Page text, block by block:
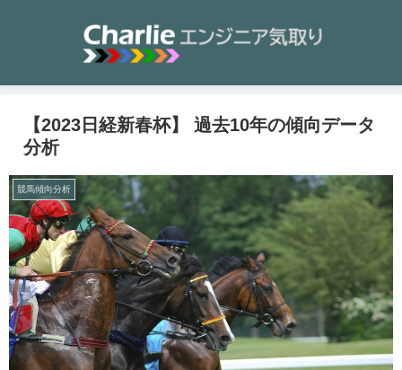
【2023日経新春杯】 過去10年の傾向データ
分析
競馬傾向分析